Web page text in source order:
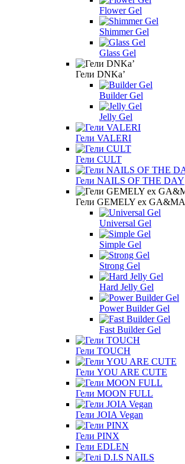
Flower Gel
Shimmer Gel
Glass Gel
Гели DNKa’
Builder Gel
Jelly Gel
Гели VALERI
Гели CULT
Гели NAILS OF THE DAY
Гели GEMELY ex GA&MA
Universal Gel
Simple Gel
Strong Gel
Hard Jelly Gel
Power Builder Gel
Fast Builder Gel
Гели TOUCH
Гели YOU ARE CUTE
Гели MOON FULL
Гели JOIA Vegan
Гели PINX
Гели EDLEN